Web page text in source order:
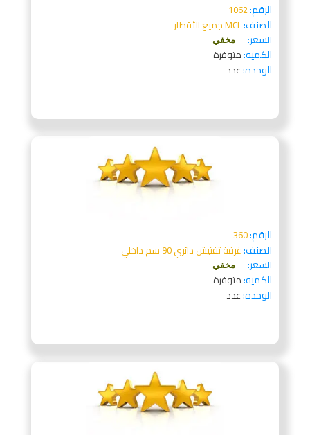
الرقم:1062
الصنف:MCL جميع الأقطار
السعر:
مخفي
الكميه:متوفرة
الوحده:عدد
الرقم:360
الصنف:غرفة تفتيش دائري 90 سم داخلي
السعر:
مخفي
الكميه:متوفرة
الوحده:عدد